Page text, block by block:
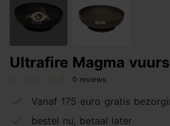
Ultrafire Magma
0 reviews
Vanaf 175 euro gratis
bestel nu, betaal later